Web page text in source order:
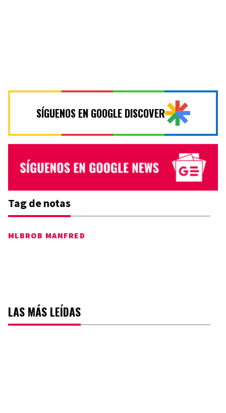
SÍGUENOS EN GOOGLE DISCOVER
Tag de notas
MLBROB MANFRED
LAS MÁS LEÍDAS